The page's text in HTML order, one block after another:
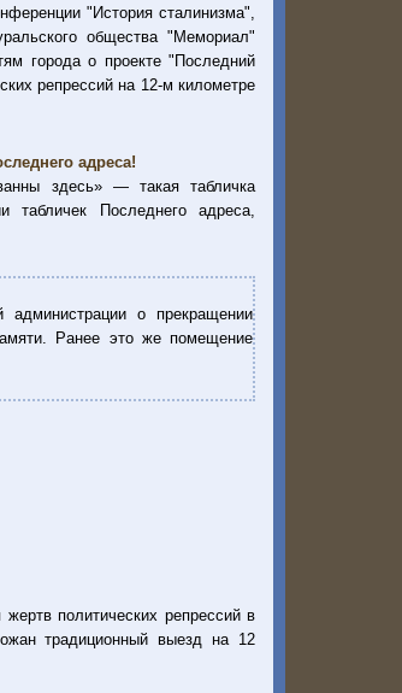
"История сталинизма",
общества "Мемориал"
города о проекте "Последний
репрессий на 12-м километре
адреса!
здесь» — такая табличка
Последнего адреса,
о прекращении
Ранее это же помещение
политических репрессий в
традиционный выезд на 12